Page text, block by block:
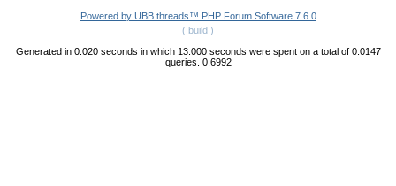
Powered by UBB.threads™ PHP Forum Software 7.6.0
( build )
Generated in 0.020 seconds in which 13.000 seconds were spent on a total of 0.0147
queries. 0.6992